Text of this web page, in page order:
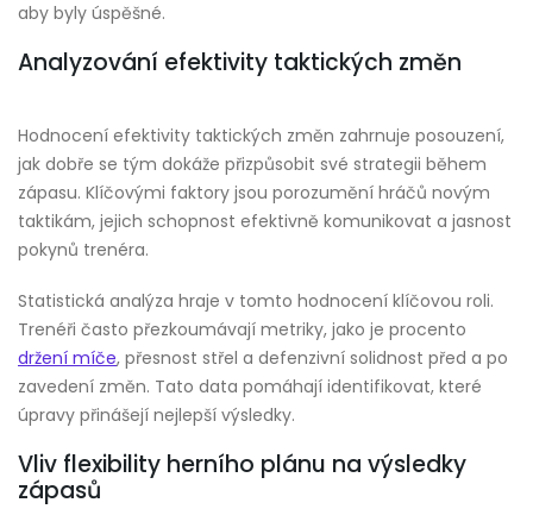
aby byly úspěšné.
Analyzování efektivity taktických změn
Hodnocení efektivity taktických změn zahrnuje posouzení,
jak dobře se tým dokáže přizpůsobit své strategii během
zápasu. Klíčovými faktory jsou porozumění hráčů novým
taktikám, jejich schopnost efektivně komunikovat a jasnost
pokynů trenéra.
Statistická analýza hraje v tomto hodnocení klíčovou roli.
Trenéři často přezkoumávají metriky, jako je procento
držení míče, přesnost střel a defenzivní solidnost před a po
zavedení změn. Tato data pomáhají identifikovat, které
úpravy přinášejí nejlepší výsledky.
Vliv flexibility herního plánu na výsledky
zápasů